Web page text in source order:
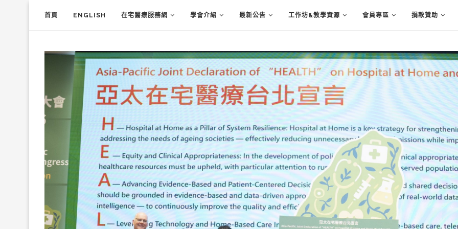
首頁 ENGLISH 在宅醫療服務網 學會介紹 最新公告 工作坊&教學資源 會員專區 捐款贊助